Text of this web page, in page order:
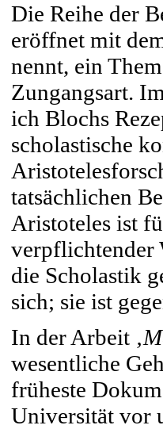
Die Reihe der
eröffnet mit
nennt, ein
Zungangsart.
ich Blochs
scholastische
tatsächlichen
Aristoteles ist
verpflichtender
die Scholastik
sich; sie ist
In der Arbeit
wesentliche
früheste
Universität vor